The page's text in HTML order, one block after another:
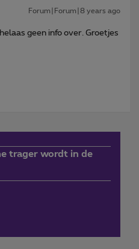
Forum|Forum|8 years ago
geen info over. Groetjes
trager wordt in de